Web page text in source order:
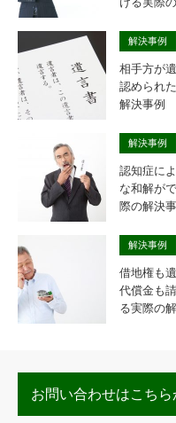
解決事例
相手方が
認められ
解決事例
解決事例
認知症に
な和解が
際の解決
解決事例
借地権も
代償金も
る実際の
お問い合わせはこちら